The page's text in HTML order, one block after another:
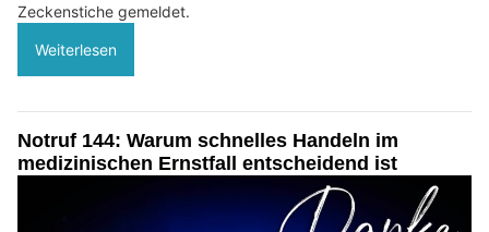
Zeckenstiche gemeldet.
Weiterlesen
Notruf 144: Warum schnelles Handeln im
medizinischen Ernstfall entscheidend ist